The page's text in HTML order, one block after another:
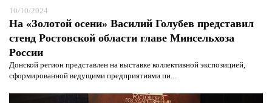
10/10/2024
На «Золотой осени» Василий Голубев представил
стенд Ростовской области главе Минсельхоза
России
Донской регион представлен на выставке коллективной экспозицией,
сформированной ведущими предприятиями пи...